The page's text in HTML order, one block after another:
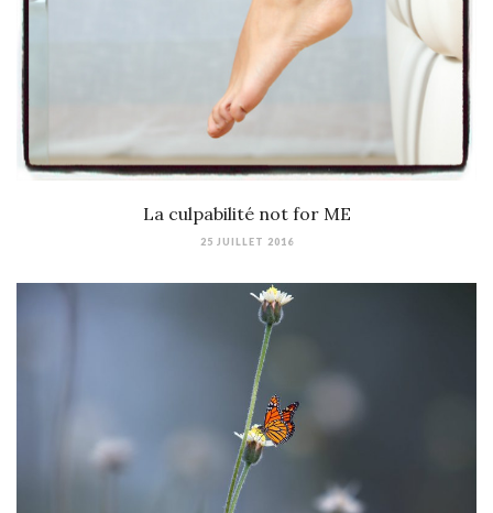
La culpabilité not for ME
25 JUILLET 2016